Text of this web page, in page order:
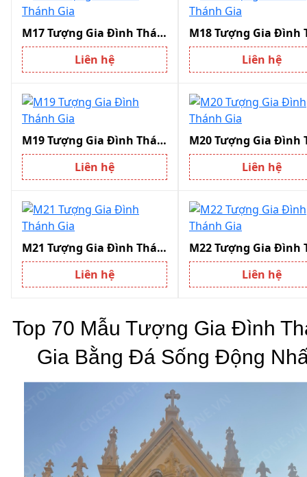
M17 Tượng Gia Đình Thánh Gia
Liên hệ
Liên hệ
M19 Tượng Gia Đình Thánh Gia
Liên hệ
Liên hệ
M21 Tượng Gia Đình Thánh Gia
Liên hệ
Liên hệ
Top 70 Mẫu Tượng Gia Đình
Gia Bằng Đá Sống Động